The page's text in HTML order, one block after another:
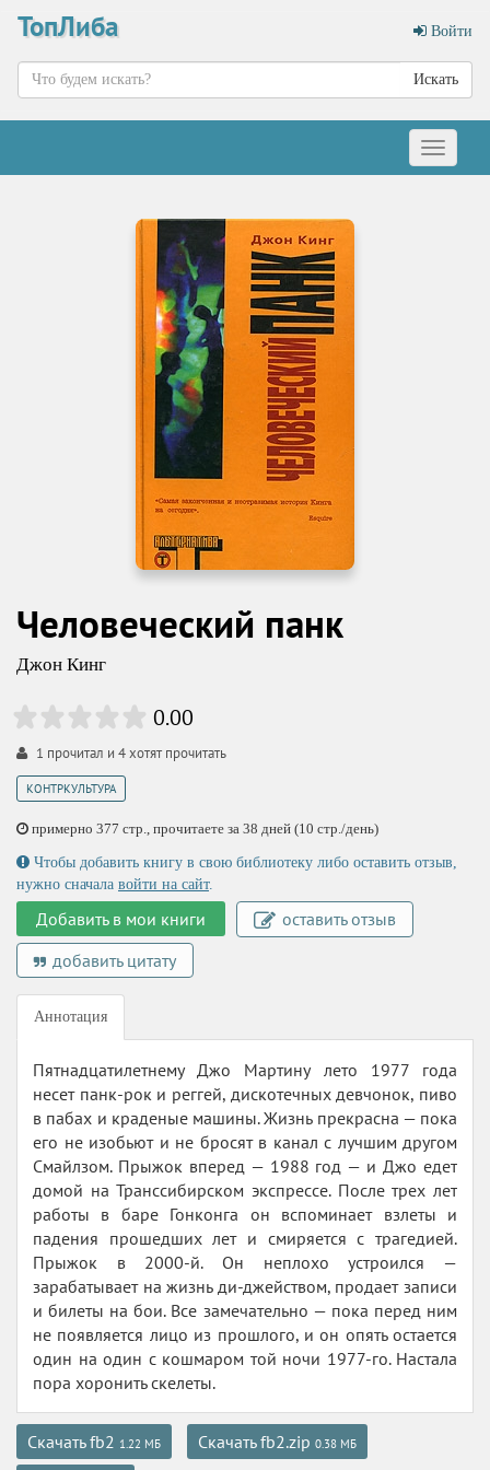
ТопЛиба Войти
Искать
Меню
Человеческий панк
Джон Кинг
0.00
1 прочитал и 4хотят прочитать
КОНТРКУЛЬТУРА
примерно 377 стр., прочитаете за 38 дней (10 стр./день)
Чтобы добавить книгу в свою библиотеку либо оставить отзыв,
нужно сначала войти на сайт.
Добавить в мои книги
оставить отзыв
добавить цитату
Аннотация
Пятнадцатилетнему Джо Мартину лето 1977 года
несет панк-рок и реггей, дискотечных девчонок, пиво
в пабах и краденые машины. Жизнь прекрасна — пока
его не изобьют и не бросят в канал с лучшим другом
Смайлзом. Прыжок вперед — 1988 год — и Джо едет
домой на Транссибирском экспрессе. После трех лет
работы в баре Гонконга он вспоминает взлеты и
падения прошедших лет и смиряется с трагедией.
Прыжок в 2000-й. Он неплохо устроился —
зарабатывает на жизнь ди-джейством, продает записи
и билеты на бои. Все замечательно — пока перед ним
не появляется лицо из прошлого, и он опять остается
один на один с кошмаром той ночи 1977-го. Настала
пора хоронить скелеты.
Скачать fb2 1.22 МБ Скачать fb2.zip 0.38 МБ